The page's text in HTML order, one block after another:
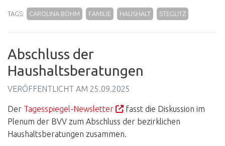
TAGS: CAROLINA BÖHM FAMILIE HAUSHALT STEGLITZ
Abschluss der
Haushaltsberatungen
VERÖFFENTLICHT AM 25.09.2025
Der Tagesspiegel-Newsletter
fasst die Diskussion im
Plenum der BVV zum Abschluss der bezirklichen
Haushaltsberatungen zusammen.